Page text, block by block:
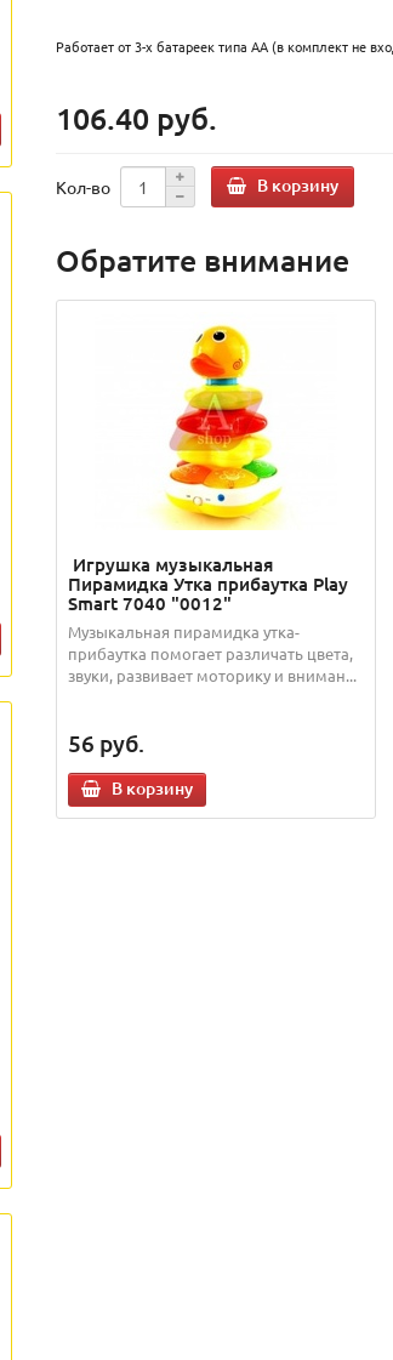
Работает от 3-х батареек типа АА (в комплект не
106.40 руб.
Кол-во В корзину
Обратите внимание
Игрушка музыкальная
Пирамидка Утка прибаутка Play
Smart 7040 "0012"
Музыкальная пирамидка утка-
прибаутка помогает различать цвета,
звуки, развивает моторику и вниман...
56 руб.
В корзину